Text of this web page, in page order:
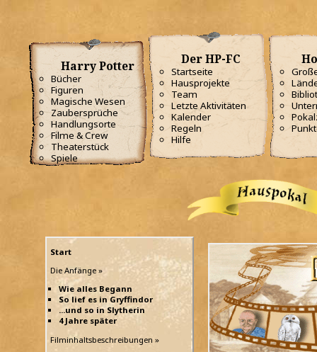
Harry Potter
Bücher
Figuren
Magische Wesen
Zaubersprüche
Handlungsorte
Filme & Crew
Theaterstück
Spiele
Der HP-FC
Startseite
Hausprojekte
Team
Letzte Aktivitäten
Kalender
Regeln
Hilfe
Start
Die Anfänge »
Wie alles Begann
So lief es in Gryffindor
...und so in Slytherin
4 Jahre später
Filminhaltsbeschreibungen »